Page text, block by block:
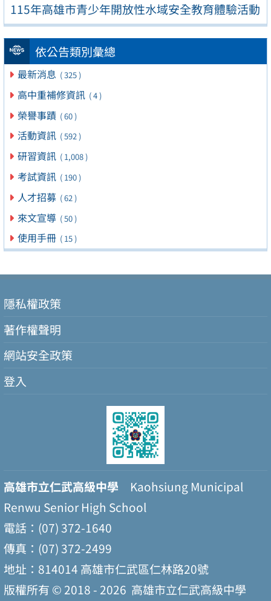
115年高雄市青少年開放性水域安全教育體驗活動
依公告類別彙總
最新消息 ( 325 )
高中重補修資訊 ( 4 )
榮譽事蹟 ( 60 )
活動資訊 ( 592 )
研習資訊 ( 1,008 )
考試資訊 ( 190 )
人才招募 ( 62 )
來文宣導 ( 50 )
使用手冊 ( 15 )
隱私權政策
著作權聲明
網站安全政策
登入
高雄市立仁武高級中學 Kaohsiung Municipal
Renwu Senior High School
電話：(07) 372-1640
傳真：(07) 372-2499
地址：814014 高雄市仁武區仁林路20號
版權所有 © 2018 - 2026 高雄市立仁武高級中學